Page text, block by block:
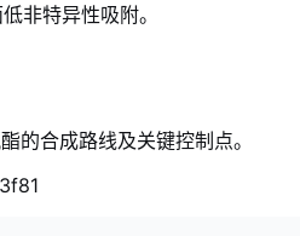
非特异性吸附。
的合成路线及关键控制点。